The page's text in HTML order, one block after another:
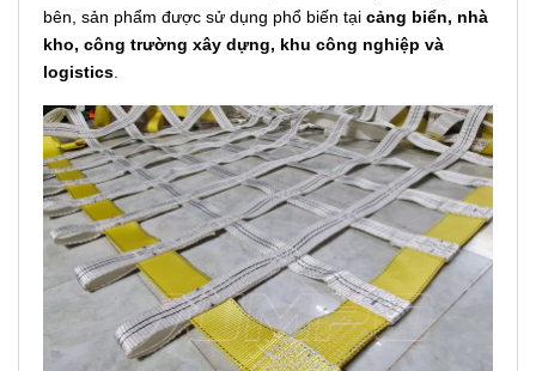
bên, sản phẩm được sử dụng phổ biến tại cảng biển, nhà
kho, công trường xây dựng, khu công nghiệp và
logistics